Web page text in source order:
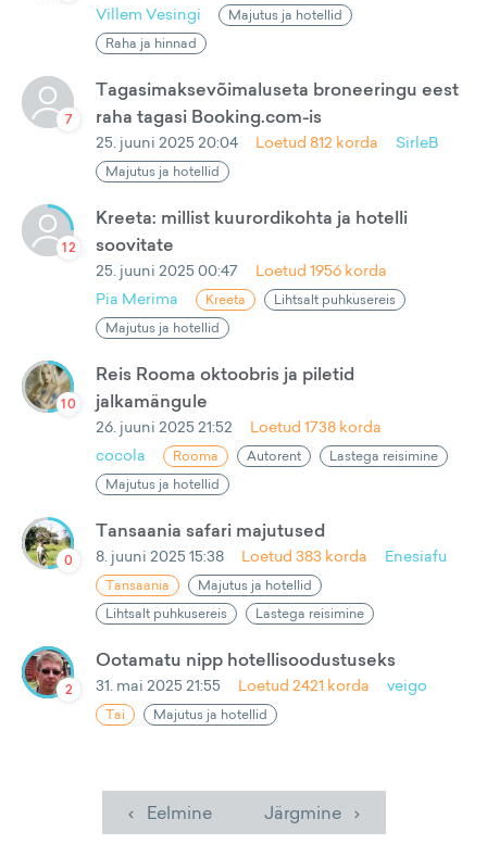
Villem Vesingi
Majutus ja hotellid
Raha ja hinnad
7
Tagasimaksevõimaluseta broneeringu eest
raha tagasi Booking.com-is
25. juuni 2025 20:04 Loetud 812 korda SirleB
Majutus ja hotellid
12
Kreeta: millist kuurordikohta ja hotelli
soovitate
25. juuni 2025 00:47 Loetud 1956 korda
Pia Merima
Kreeta
Lihtsalt puhkusereis
Majutus ja hotellid
10
Reis Rooma oktoobris ja piletid
jalkamängule
26. juuni 2025 21:52 Loetud 1738 korda
cocola
Rooma Autorent
Lastega reisimine
Majutus ja hotellid
0
Tansaania safari majutused
8. juuni 2025 15:38 Loetud 383 korda Enesiafu
Tansaania
Majutus ja hotellid
Lihtsalt puhkusereis
Lastega reisimine
2
Ootamatu nipp hotellisoodustuseks
31. mai 2025 21:55 Loetud 2421 korda veigo
Tai Majutus ja hotellid
‹ Eelmine Järgmine ›